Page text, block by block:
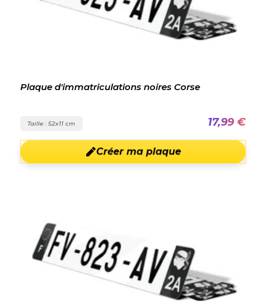
Plaque d'immatriculations noires Corse
Taille : 52x11 cm 17,99 €
Créer ma plaque